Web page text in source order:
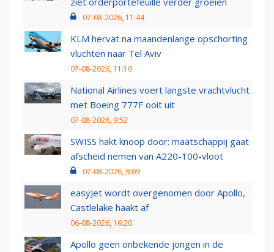
07-08-2026, 11:44
KLM hervat na maandenlange opschorting
vluchten naar Tel Aviv
07-08-2026, 11:10
National Airlines voert langste vrachtvlucht
met Boeing 777F ooit uit
07-08-2026, 9:52
SWISS hakt knoop door: maatschappij gaat
afscheid nemen van A220-100-vloot
07-08-2026, 9:09
easyJet wordt overgenomen door Apollo,
Castlelake haakt af
06-08-2026, 16:20
Apollo geen onbekende jongen in de